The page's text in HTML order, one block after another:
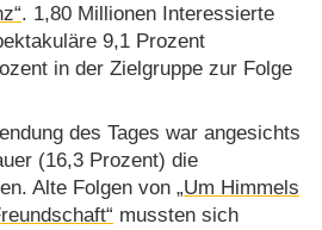
. 1,80 Millionen Interessierte
9,1 Prozent
in der Zielgruppe zur Folge
des Tages war angesichts
(16,3 Prozent) die
Alte Folgen von „Um Himmels
mussten sich